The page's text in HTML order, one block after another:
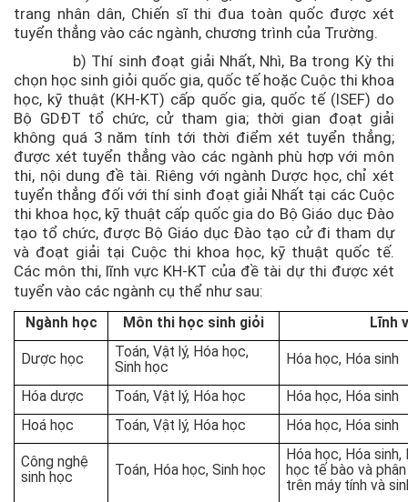
trang nhân dân, Chiến sĩ thi đua toàn quốc được xét
tuyển thẳng vào các ngành, chương trình của Trường.
b) Thí sinh đoạt giải Nhất, Nhì, Ba trong Kỳ thi
chọn học sinh giỏi quốc gia, quốc tế hoặc Cuộc thi khoa
học, kỹ thuật (KH-KT) cấp quốc gia, quốc tế (ISEF) do
Bộ GDĐT tổ chức, cử tham gia; thời gian đoạt giải
không quá 3 năm tính tới thời điểm xét tuyển thẳng;
được xét tuyển thẳng vào các ngành phù hợp với môn
thi, nội dung đề tài. Riêng với ngành Dược học, chỉ xét
tuyển thẳng đối với thí sinh đoạt giải Nhất tại các Cuộc
thi khoa học, kỹ thuật cấp quốc gia do Bộ Giáo dục Đào
tạo tổ chức, được Bộ Giáo dục Đào tạo cử đi tham dự
và đoạt giải tại Cuộc thi khoa học, kỹ thuật quốc tế.
Các môn thi, lĩnh vực KH-KT của đề tài dự thi được xét
tuyển vào các ngành cụ thể như sau:
Ngành học Môn thi học sinh giỏi Lĩnh
Dược học
Toán, Vật lý, Hóa học,
Sinh học
Hóa học, Hóa sinh
Hóa dược Toán, Vật lý, Hóa học
Hóa học, Hóa sinh
Hoá học
Toán, Vật lý, Hóa học Hóa học, Hóa sinh
Công nghệ
sinh học
Toán, Hóa học, Sinh học
Hóa học, Hóa
học tế bào và
trên máy tính và